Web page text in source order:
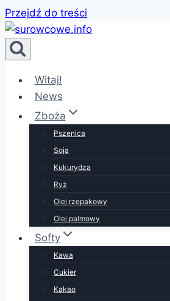
Przejdź do treści
Witaj!
News
Zboża
Pszenica
Soja
Kukurydza
Ryż
Olej rzepakowy
Olej palmowy
Softy
Kawa
Cukier
Kakao